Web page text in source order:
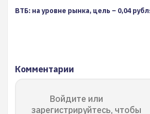
ВТБ: на уровне рынка, цель – 0,04
Комментарии
Войдите или
зарегистрируйтесь, чтобы